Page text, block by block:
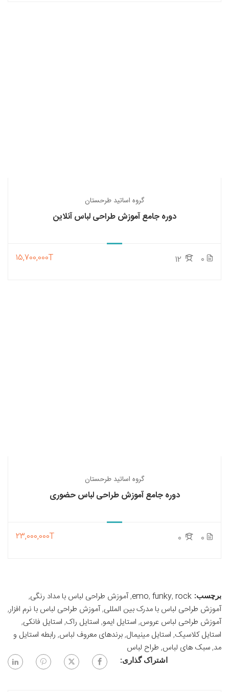
گروه اساتید طرحستان
دوره جامع آموزش طراحی لباس آنلاین
0
15,700,000T
گروه اساتید طرحستان
دوره جامع آموزش طراحی لباس حضوری
0
23,000,000T
برچسب: emo, funky, rock
,آموزش طراحی لباس با مداد رنگی,
آموزش طراحی لباس با مدرک بین المللی,آموزش طراحی لباس با نرم افزار,
آموزش طراحی لباس عروس, استایل ایمو, استایل راک, استایل فانکی,
استایل کلاسیک, استایل مینیمال,برندهای معروف لباس, رابطه استایل و
مد,سبک های لباس, طراح لباس
اشتراک گذاری: